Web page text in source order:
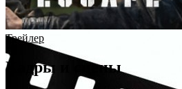
Трейлер
Кадры и сцены